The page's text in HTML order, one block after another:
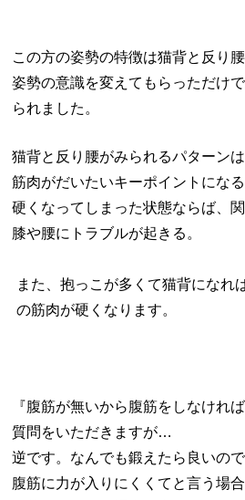
この方の姿勢の特徴は猫背と反り腰
姿勢の意識を変えてもらっただけ
られました。
猫背と反り腰がみられるパターン
筋肉がだいたいキーポイントにな
硬くなってしまった状態ならば、
膝や腰にトラブルが起きる。
また、抱っこが多くて猫背になれ
の筋肉が硬くなります。
『腹筋が無いから腹筋をしなけれ
質問をいただきますが…
逆です。なんでも鍛えたら良いので
腹筋に力が入りにくくてと言う場